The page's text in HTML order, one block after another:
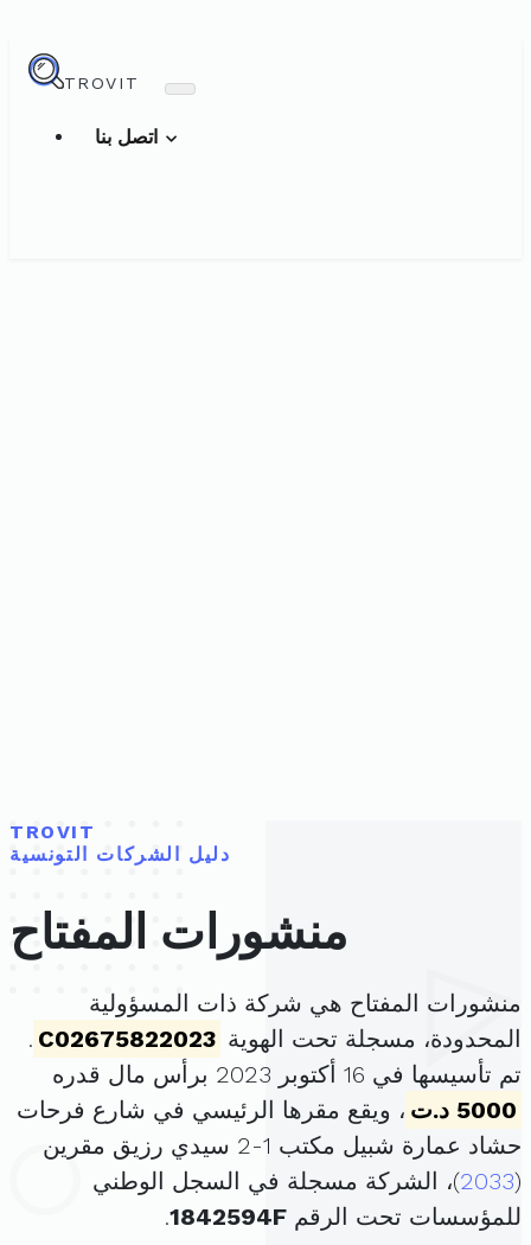
TROVIT
TROVIT
دليل الشركات التونسية
منشورات المفتاح
منشورات المفتاح هي شركة ذات المسؤولية
المحدودة، مسجلة تحت الهوية C02675822023
.
تم تأسيسها في 16 أكتوبر 2023 برأس مال قدره
5000 د.ت
، ويقع مقرها الرئيسي في شارع فرحات
حشاد عمارة شبيل مكتب 1-2 سيدي رزيق مقرين
(
2033)، الشركة مسجلة في السجل الوطني
للمؤسسات تحت الرقم 1842594F
.